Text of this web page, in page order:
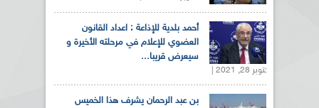
أحمد بلدية للإذاعة : اعداد القانون
العضوي للإعلام في مرحلته الأخيرة و
سيعرض قريبا...
أكتوبر 28, 2021 |
بن عبد الرحمان يشرف هذا الخميس